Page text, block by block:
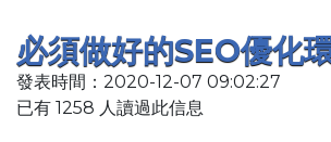
必須做好的SEO優化
發表時間：2020-12-07 09:02:27
已有 1258 人讀過此信息